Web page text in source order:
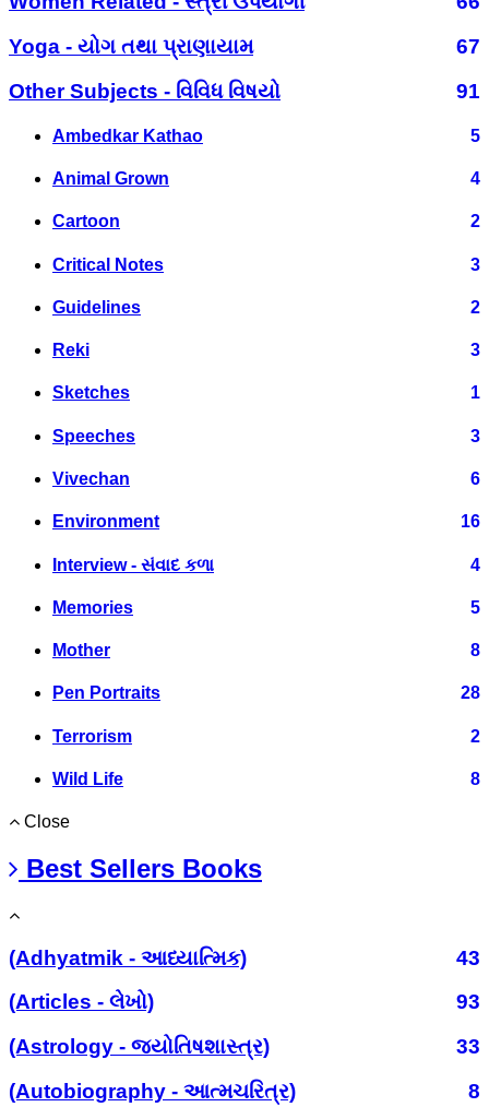
Yoga - યોગ તથા પ્રાણાયામ
67
Other Subjects - વિવિધ વિષયો
91
Ambedkar Kathao 5
Animal Grown 4
Cartoon 2
Critical Notes 3
Guidelines 2
Reki 3
Sketches 1
Speeches 3
Vivechan 6
Environment 16
Interview - સંવાદ કળા 4
Memories 5
Mother 8
Pen Portraits 28
Terrorism 2
Wild Life 8
Close
Best Sellers Books
(Adhyatmik - આધ્યાત્મિક)
43
(Articles - લેખો)
93
(Astrology - જ્યોતિષશાસ્ત્ર)
33
(Autobiography - આત્મચરિત્ર)
8